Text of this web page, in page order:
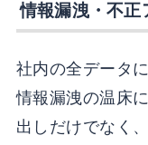
情報漏洩・不正
社内の全データ
情報漏洩の温床
出しだけでなく